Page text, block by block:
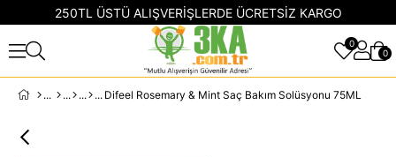
250TL ÜSTÜ ALIŞVERİŞLERDE ÜCRETSİZ KARGO
0
0
Difeel Rosemary & Mint Saç Bakım Solüsyonu 75ML